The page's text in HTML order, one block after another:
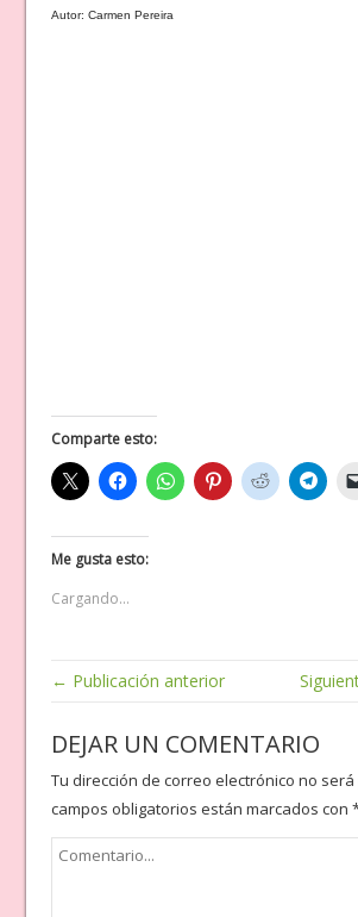
Autor: Carmen Pereira
Comparte esto:
Me gusta esto:
Cargando...
← Publicación anterior
DEJAR UN COMENTARIO
Tu dirección de correo electrónico no
campos obligatorios están marcados con